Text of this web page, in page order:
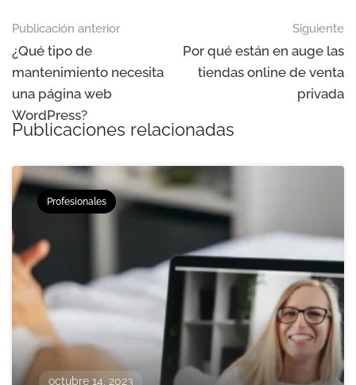
Publicación anterior
¿Qué tipo de
mantenimiento necesita
una página web
WordPress?
Siguiente
Por qué están en auge las
tiendas online de venta
privada
Publicaciones relacionadas
Profesionales
octubre 14, 2023